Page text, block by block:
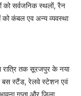
को सर्वजनिक स्थलों, रैन
कंबल एव अन्य व्यवस्था
तक सूरजपुर के नया
बस स्टैंड, रेलवे स्टेशन एवं